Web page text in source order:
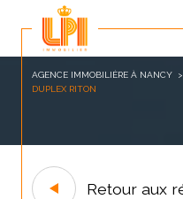
AGENCE IMMOBILIÈRE À NANCY
DUPLEX RITON
Retour aux